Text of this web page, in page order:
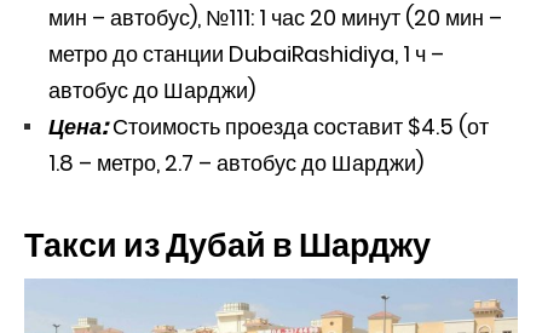
мин – автобус), №111: 1 час 20 минут (20 мин –
метро до станции DubaiRashidiya, 1 ч –
автобус до Шарджи)
Цена:Стоимость проезда составит $4.5 (от
1.8 – метро, 2.7 – автобус до Шарджи)
Такси из Дубай в Шарджу